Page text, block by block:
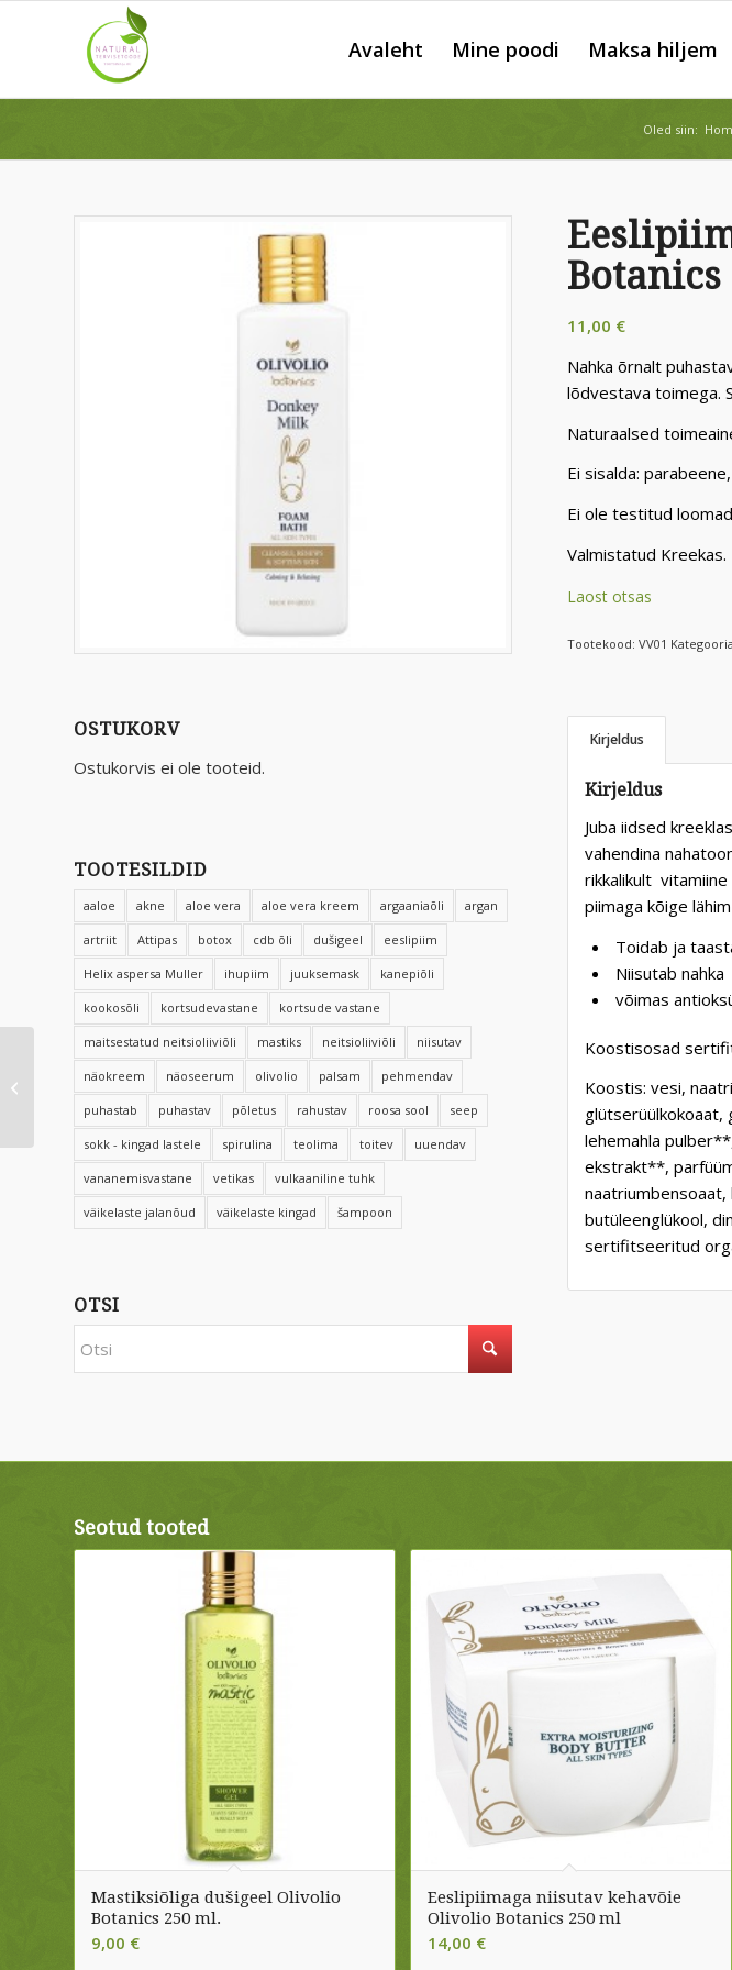
Avaleht Mine poodi Maksa hiljem
Oled siin:
OSTUKORV
Ostukorvis ei ole tooteid.
TOOTESILDID
aaloe akne aloe vera aloe vera kreem argaaniaõli argan
artriit Attipas botox cdb õli dušigeel eeslipiim
Helix aspersa Muller ihupiim juuksemask kanepiõli
kookosõli kortsudevastane kortsude vastane
maitsestatud neitsioliiviõli mastiks neitsioliiviõli niisutav
näokreem näoseerum olivolio palsam pehmendav
puhastab puhastav põletus rahustav roosa sool seep
sokk - kingad lastele spirulina teolima toitev uuendav
vananemisvastane vetikas vulkaaniline tuhk
väikelaste jalanõud väikelaste kingad šampoon
OTSI
11,00 €
Nahka õrnalt
lõdvestava toimega.
Naturaalsed
Ei sisalda:
Ei ole testitud
Valmistatud Kreekas.
Laost otsas
Tootekood:VV01
Kirjeldus
Kirjeldus
Juba iidsed
vahendina
rikkalikult
piimaga kõige
Toidab ja
Niisutab nahka
võimas
Koostisosad
Koostis: vesi,
glütserüülkokoaat,
lehemahla
ekstrakt**,
naatriumbensoaat,
butüleenglükool,
sertifitseeritud
Seotud tooted
Mastiksiõliga dušigeel Olivolio
Botanics 250 ml.
9,00 €
Eeslipiimaga niisutav kehavõie
Olivolio Botanics 250 ml
14,00 €
Eeslipiimaga käte- ja
küüntekreem Olivolio
Botanics 150 ml